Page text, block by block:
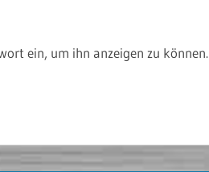
ein, um ihn anzeigen zu können.